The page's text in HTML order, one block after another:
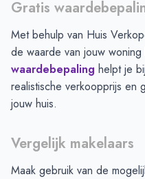
Gratis
Met behulp van Huis
de waarde van jouw
waardebepaling helpt je
realistische verkoopprijs en
jouw huis.
Vergelijk makelaars
Maak gebruik van de